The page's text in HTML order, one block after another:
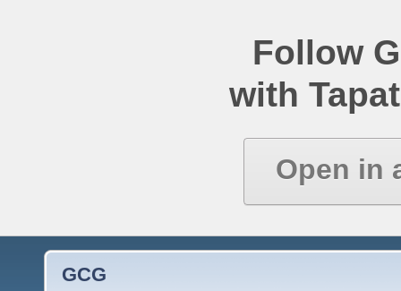
Follow
with
Open in
GCG